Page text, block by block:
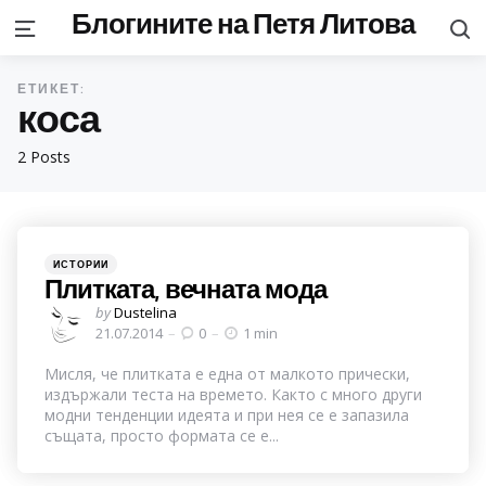
MenuБлогините на Петя Литова
2 Posts
ЕТИКЕТ:
коса
Categories
Posted
ИСТОРИИ
Плитката, вечната мода
Posted
by
byDustelina
21.07.2014
0 1 min
Мисля, че плитката е една от малкото прически,
издържали теста на времето. Както с много други
модни тенденции идеята и при нея се е запазила
същата, просто формата се е...